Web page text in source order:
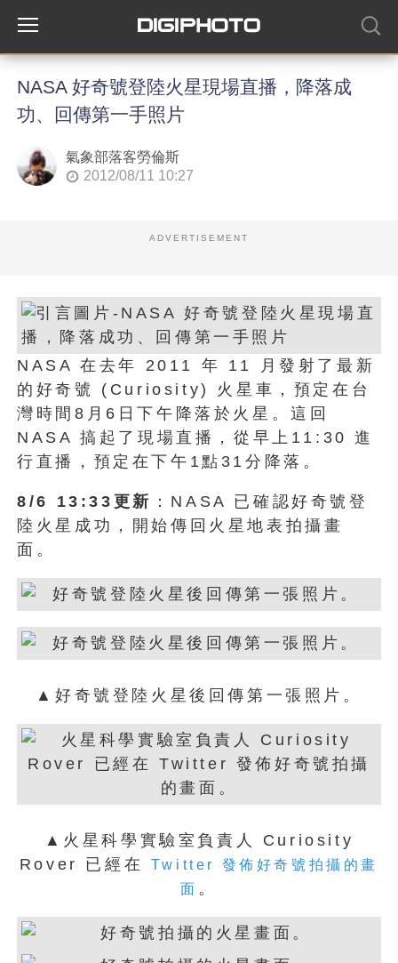
NASA 好奇號登陸火星現場直播，降落成
功、回傳第一手照片
氣象部落客勞倫斯
2012/08/11 10:27
ADVERTISEMENT
NASA 在去年 2011 年 11 月發射了最新
的好奇號 (Curiosity) 火星車，預定在台
灣時間8月6日下午降落於火星。這回
NASA 搞起了現場直播，從早上11:30 進
行直播，預定在下午1點31分降落。
8/6 13:33更新 ：NASA 已確認好奇號登
陸火星成功，開始傳回火星地表拍攝畫
面。
▲好奇號登陸火星後回傳第一張照片。
▲火星科學實驗室負責人 Curiosity
Rover 已經在 Twitter 發佈好奇號拍攝的畫
面 。